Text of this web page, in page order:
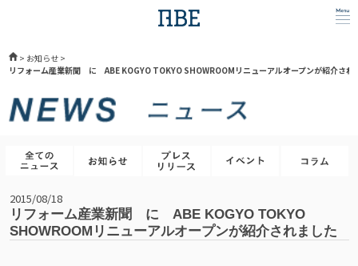
> お知らせ >
リフォーム産業新聞 に ABE KOGYO TOKYO SHOWROOMリニューアルオープンが紹介され
2015/08/18
リフォーム産業新聞 に ABE KOGYO TOKYO
SHOWROOMリニューアルオープンが紹介されました